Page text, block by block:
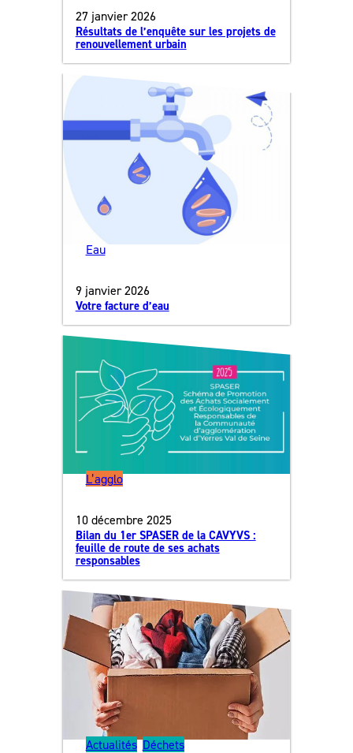
27 janvier 2026
Résultats de l’enquête sur les projets de
renouvellement urbain
Eau
9 janvier 2026
Votre facture d’eau
L’agglo
10 décembre 2025
Bilan du 1er SPASER de la CAVYVS :
feuille de route de ses achats
responsables
Actualités, Déchets